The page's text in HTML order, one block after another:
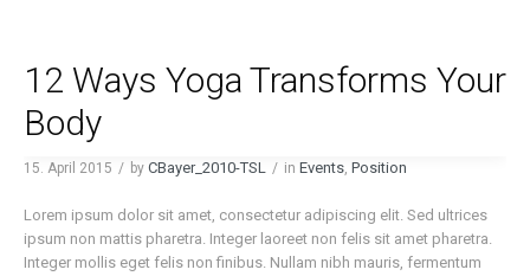
12 Ways Yoga Transforms Your
Body
15. April 2015 by CBayer_2010-TSL in Events, Position
Lorem ipsum dolor sit amet, consectetur adipiscing elit. Sed ultrices
ipsum non mattis pharetra. Integer laoreet non felis sit amet pharetra.
Integer mollis eget felis non finibus. Nullam nibh mauris, fermentum